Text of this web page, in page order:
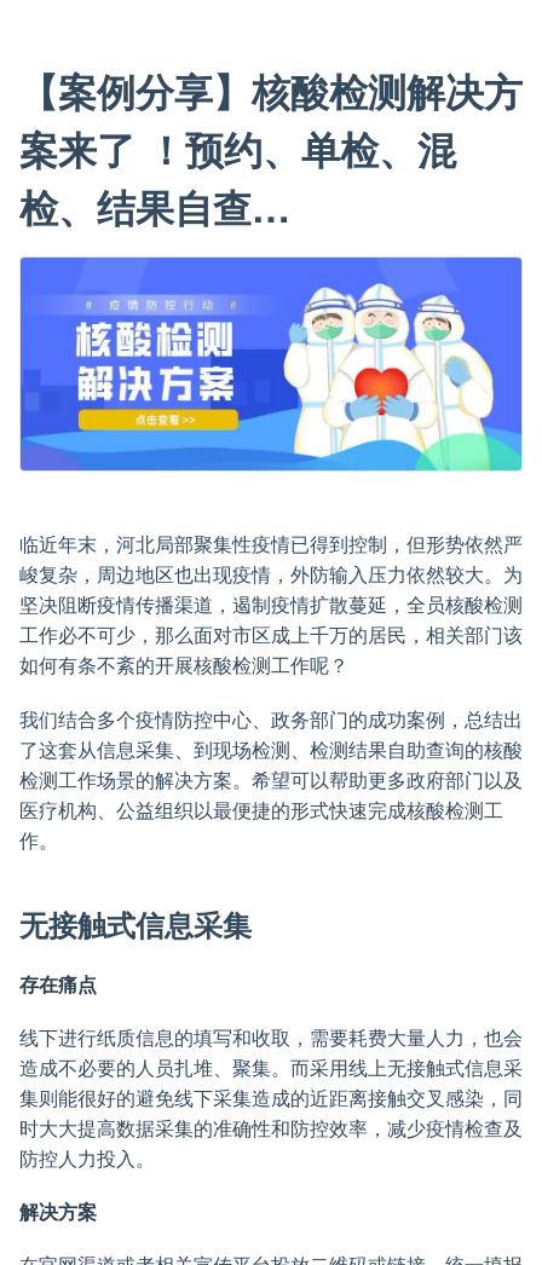
【案例分享】核酸检测解决方
案来了 ！预约、单检、混
检、结果自查…
临近年末，河北局部聚集性疫情已得到控制，但形势依然严
峻复杂，周边地区也出现疫情，外防输入压力依然较大。为
坚决阻断疫情传播渠道，遏制疫情扩散蔓延，全员核酸检测
工作必不可少，那么面对市区成上千万的居民，相关部门该
如何有条不紊的开展核酸检测工作呢？
我们结合多个疫情防控中心、政务部门的成功案例，总结出
了这套从信息采集、到现场检测、检测结果自助查询的核酸
检测工作场景的解决方案。希望可以帮助更多政府部门以及
医疗机构、公益组织以最便捷的形式快速完成核酸检测工
作。
无接触式信息采集
存在痛点
线下进行纸质信息的填写和收取，需要耗费大量人力，也会
造成不必要的人员扎堆、聚集。而采用线上无接触式信息采
集则能很好的避免线下采集造成的近距离接触交叉感染，同
时大大提高数据采集的准确性和防控效率，减少疫情检查及
防控人力投入。
解决方案